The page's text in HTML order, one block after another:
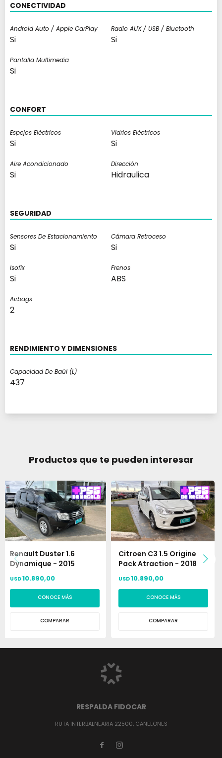
CONECTIVIDAD
Android Auto / Apple CarPlay
Si
Radio AUX / USB / Bluetooth
Si
Pantalla Multimedia
Si
CONFORT
Espejos Eléctricos
Si
Vidrios Eléctricos
Si
Aire Acondicionado
Si
Dirección
Hidraulica
SEGURIDAD
Sensores De Estacionamiento
Si
Cámara Retroceso
Si
Isofix
Si
Frenos
ABS
Airbags
2
RENDIMIENTO Y DIMENSIONES
Capacidad De Baúl (l)
437
Productos que te pueden interesar
Renault Duster 1.6
Dynamique - 2015
USD10.890,00
CONOCE MÁS
COMPARAR
Citroen C3 1.5 Origine
Pack Atraction - 2018
USD10.890,00
CONOCE MÁS
COMPARAR
RESPALDA FIDOCAR
RUTA INTERBALNEARIA 22500, CANELONES
 